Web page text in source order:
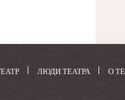
ЛЮДИ ТЕАТРА О